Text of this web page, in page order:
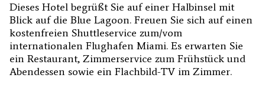
Dieses Hotel begrüßt Sie auf einer Halbinsel mit
Blick auf die Blue Lagoon. Freuen Sie sich auf einen
kostenfreien Shuttleservice zum/vom
internationalen Flughafen Miami. Es erwarten Sie
ein Restaurant, Zimmerservice zum Frühstück und
Abendessen sowie ein Flachbild-TV im Zimmer.